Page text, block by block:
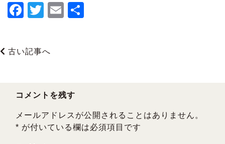
F
e
o
k
T
er
E
古い記事へ
コメントを残す
メールアドレスが公開されることはありません。
* が付いている欄は必須項目です